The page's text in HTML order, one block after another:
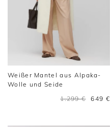
Weißer Mantel aus Alpaka-
Wolle und Seide
1.299 €
649 €